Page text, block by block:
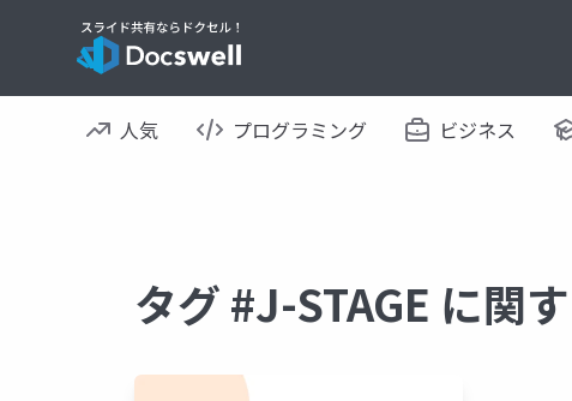
人気 プログラミング ビジネス
タグ #J-STAGE に関